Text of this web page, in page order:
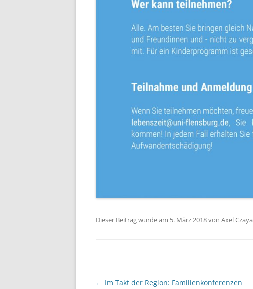
Dieser Beitrag wurde am 5. März 2018von Axel Czaya
Beitragsnavigation
← Im Takt der Region: Familienkonferenzen